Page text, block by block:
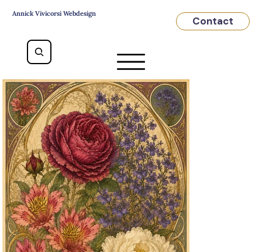
Annick Vivicorsi Webdesign
Contact